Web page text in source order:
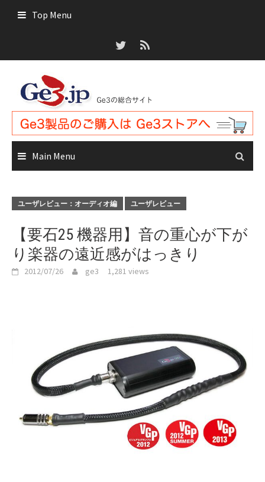
Top Menu
Main Menu
ユーザレビュー：オーディオ編 ユーザレビュー
【要石25 機器用】音の重心が下が
り楽器の遠近感がはっきり
2012/07/26 ge3 1,281 views